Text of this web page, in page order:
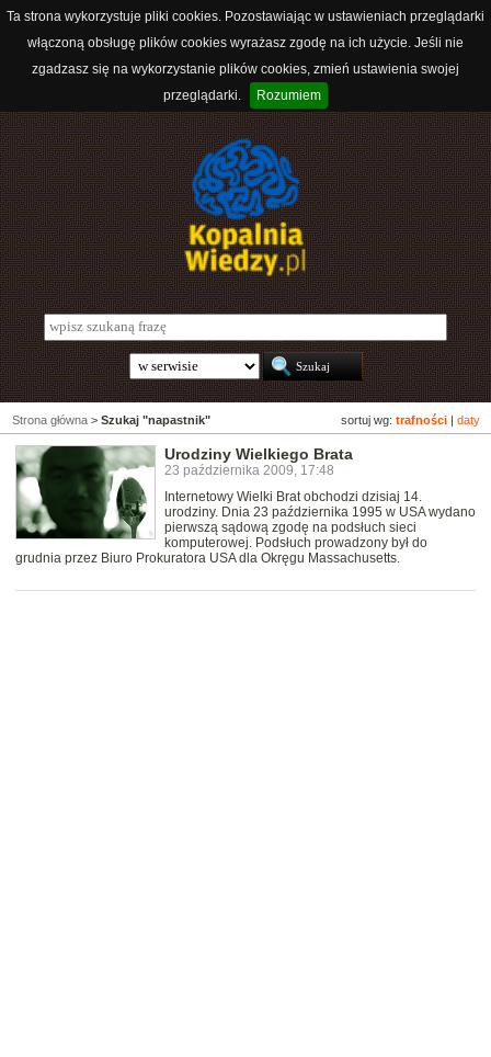
Ta strona wykorzystuje pliki cookies. Pozostawiając w ustawieniach przeglądarki
włączoną obsługę plików cookies wyrażasz zgodę na ich użycie. Jeśli nie
zgadzasz się na wykorzystanie plików cookies, zmień ustawienia swojej
przeglądarki.
Rozumiem
sortuj wg: trafności daty
Strona główna > Szukaj "napastnik"
Urodziny Wielkiego Brata
23 października 2009, 17:48
Internetowy Wielki Brat obchodzi dzisiaj 14.
urodziny. Dnia 23 października 1995 w USA wydano
pierwszą sądową zgodę na podsłuch sieci
komputerowej. Podsłuch prowadzony był do
grudnia przez Biuro Prokuratora USA dla Okręgu Massachusetts.